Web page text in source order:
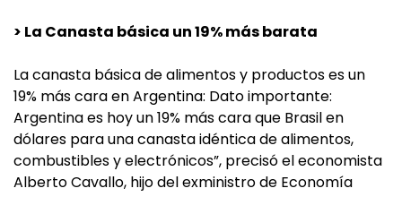
> La Canasta básica un 19% más barata
La canasta básica de alimentos y productos es un
19% más cara en Argentina: Dato importante:
Argentina es hoy un 19% más cara que Brasil en
dólares para una canasta idéntica de alimentos,
combustibles y electrónicos”, precisó el economista
Alberto Cavallo, hijo del exministro de Economía